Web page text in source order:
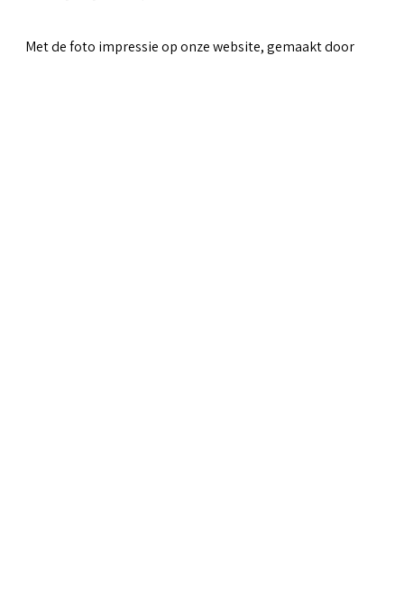
Met de foto impressie op onze website, gemaakt door